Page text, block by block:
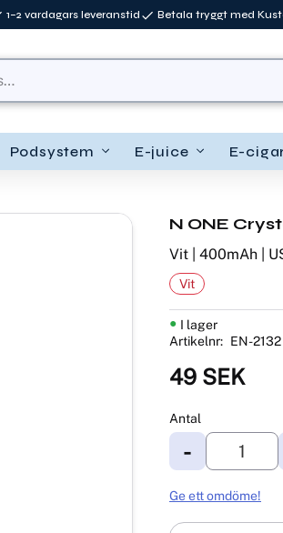
1–2 vardagars leveranstid Betala tryggt med
Podsystem E-juice E-
N ONE
Vit | 400mAh |
49 SEK
Antal
-
I lager
Artikelnr
EN-2132
Vit
Ge ett omdöme!